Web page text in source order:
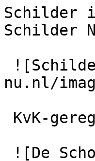
Schilder
Schilder
nu.nl/